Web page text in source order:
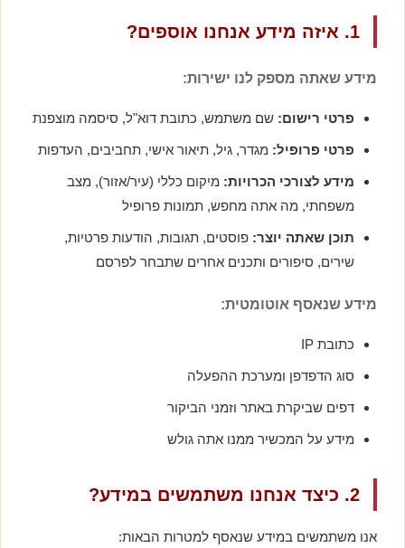
1. איזה מידע אנחנו אוספים?
מידע שאתה מספק לנו ישירות:
פרטי רישום: שם משתמש, כתובת דוא"ל, סיסמה מוצפנת
פרטי פרופיל: מגדר, גיל, תיאור אישי, תחביבים, העדפות
מידע לצורכי הכרויות: מיקום כללי (עיר/אזור), מצב
משפחתי, מה אתה מחפש, תמונות פרופיל
תוכן שאתה יוצר: פוסטים, תגובות, הודעות פרטיות,
שירים, סיפורים ותכנים אחרים שתבחר לפרסם
מידע שנאסף אוטומטית:
כתובת IP
סוג הדפדפן ומערכת ההפעלה
דפים שביקרת באתר וזמני הביקור
מידע על המכשיר ממנו אתה גולש
2. כיצד אנחנו משתמשים במידע?
אנו משתמשים במידע שנאסף למטרות הבאות: